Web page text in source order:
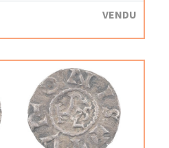
VENDU